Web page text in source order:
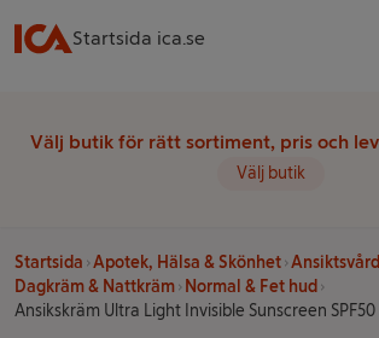
Startsida ica.se
Välj butik för rätt sortiment, pris och
Välj butik
Startsida Apotek, Hälsa & Skönhet Ansiktsvård
Dagkräm & Nattkräm
Normal & Fet hud
Ansikskräm Ultra Light Invisible Sunscreen SPF50